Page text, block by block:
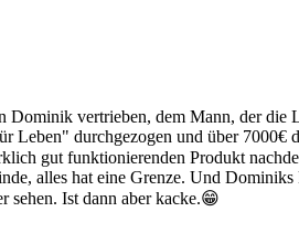
vertrieben, dem Mann, der
durchgezogen und über 7000€
gut funktionierenden Produkt
alles hat eine Grenze. Und
sehen. Ist dann aber kacke.😁